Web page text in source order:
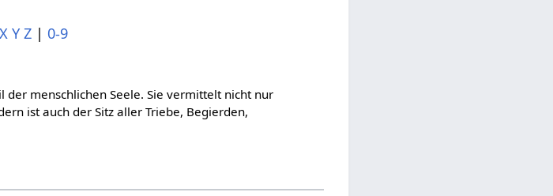
X Y Z | 0-9
der menschlichen Seele. Sie vermittelt nicht nur
ist auch der Sitz aller Triebe, Begierden,